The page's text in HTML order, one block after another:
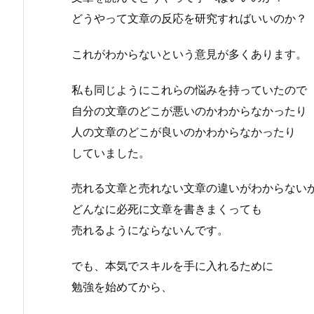
どうやって文章の反応を研究すればいいのか？
これがわからないという意見が多くあります。
私も同じようにこれらの悩みを持っていたので
自分の文章のどこが悪いのかわからなかったり
人の文章のどこが良いのかわからなかったり
していました。
売れる文章と売れない文章の違いがわからない
どんなに必死に文章を書きまくっても
売れるようにならないんです。
でも、本気でスキルを手に入れるために
勉強を始めてから、